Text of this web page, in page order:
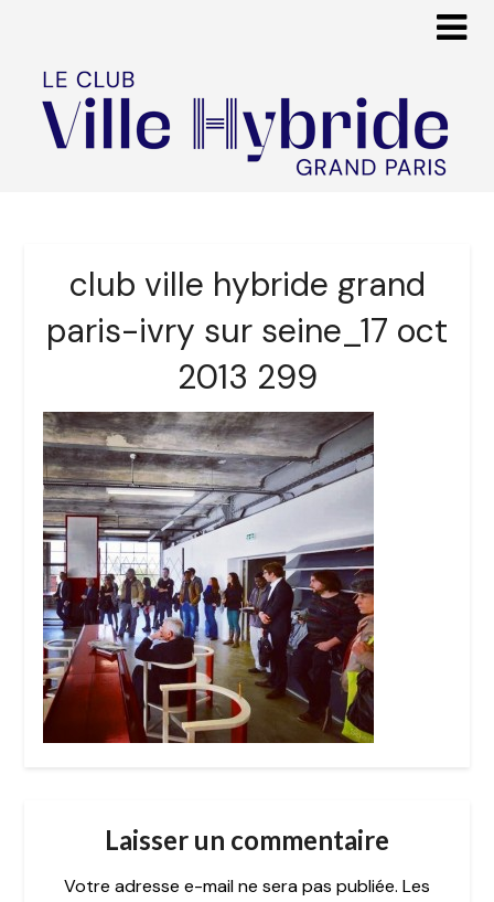
club ville hybride grand
paris-ivry sur seine_17 oct
2013 299
Laisser un commentaire
Votre adresse e-mail ne sera pas publiée. Les